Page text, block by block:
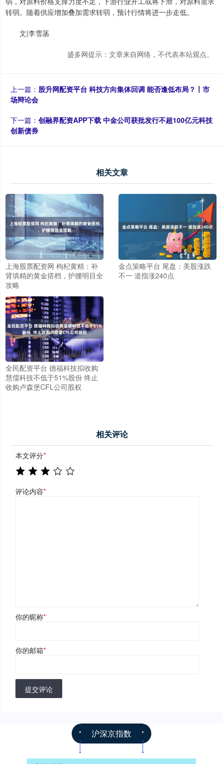
转弱。随着供应增加叠加需求转弱，预计行情将进一步走低。
文|李雪菡
盛多网提示：文章来自网络，不代表本站观点。
上一篇： 股升网配资平台 科技方向集体回调 能否逢低布局？丨市
场辩论会
下一篇： 创融界配资APP下载 中金公司获批发行不超100亿元科技
创新债券
相关文章
上海股票配资网 枸杞黄精：补
肾填精的黄金搭档，护腰明目全
攻略
金点策略平台 尾盘：美股涨跌
不一 道指涨240点
全民配资平台 德福科技拟收购
慧儒科技不低于51%股份 终止
收购卢森堡CFL公司股权
相关评论
本文评分*
评论内容*
你的昵称*
你的邮箱*
提交评论
沪深京指数